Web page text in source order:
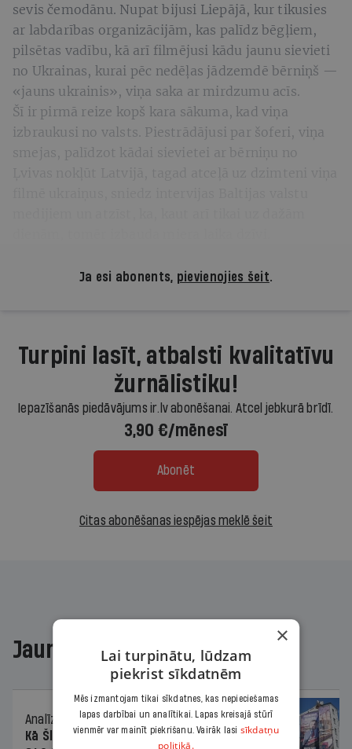
sevis čemodānu. Nupat bijusi Liepājā, kur tikusies
ar labdarības organizācijām, kas palīdz bēgļiem,
pilsētas vadību, kā arī filmējusi kādu jaunu sievieti
no Ukrainas, kurai pēc nedēļas jādzemdē bērniņš —
«jauns ukrainis», viņa saka ar mirdzumu acīs.
Šī ir pirmā reize kopš kara sākuma, kad viņa
izbraukusi no valsts. Piestrādājusi par šoferi, viņa
smejas, palīdzot kādai sievietei ar bērniņu no
Ja esi abonents, pievienojies šeit.
Turpini lasīt, atbalsti kvalitatīvu
žurnālistiku!
Iepazīšanās piedāvājums ir.lv abonēšanai. Atcel jebkurā brīdī.
3,90 €/mēnesī
Abonēt
Citas abonēšanas iespējas meklē šeit
Jaunākajā žurnālā
Analīze
06.08.2026.
Kā Šlesera partija palika nesodīta par
×
Lai turpinātu, lūdzam
piekrist sīkdatnēm
Mēs izmantojam tikai sīkdatnes, kas nepieciešamas
lapas darbībai un analītikai. Lapas kreisajā stūrī
vienmēr var mainīt piekrišanu. Vairāk lasi sīkdatņu
politikā.